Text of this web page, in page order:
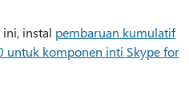
instal pembaruan kumulatif
untuk komponen inti Skype for